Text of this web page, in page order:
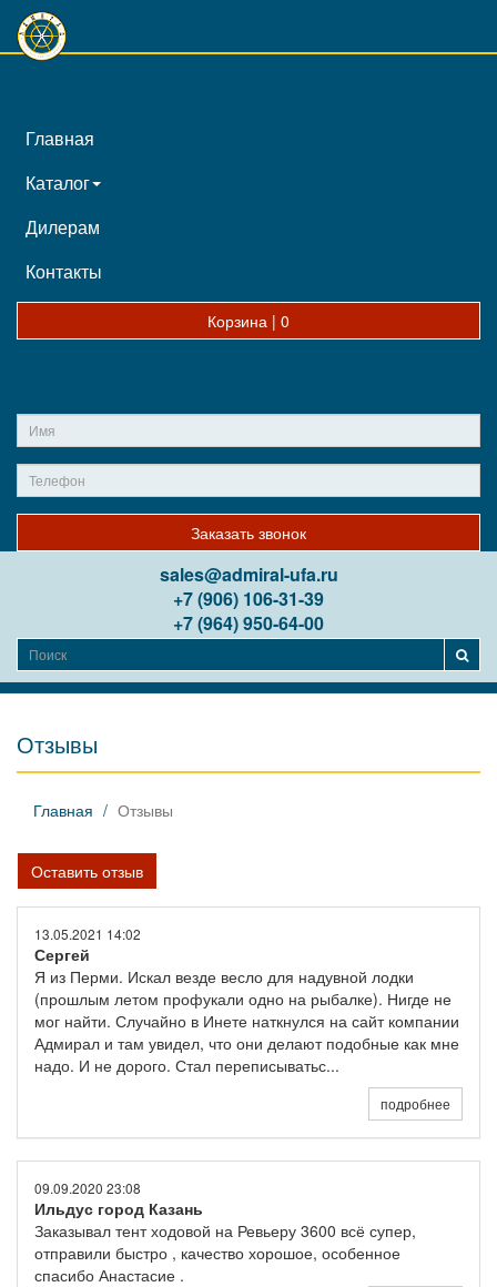
Главная
Каталог
Дилерам
Контакты
Корзина | 0
Заказать звонок
sales@admiral-ufa.ru
+7 (906) 106-31-39
+7 (964) 950-64-00
Отзывы
Главная Отзывы
Оставить отзыв
13.05.2021 14:02
Сергей
Я из Перми. Искал везде весло для надувной лодки
(прошлым летом профукали одно на рыбалке). Нигде не
мог найти. Случайно в Инете наткнулся на сайт компании
Адмирал и там увидел, что они делают подобные как мне
надо. И не дорого. Стал переписыватьс...
подробнее
09.09.2020 23:08
Ильдус город Казань
Заказывал тент ходовой на Ревьеру 3600 всё супер,
отправили быстро , качество хорошое, особенное
спасибо Анастасие .